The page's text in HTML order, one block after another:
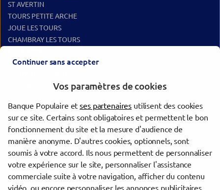
ST AVERTIN
TOURS PETITE ARCHE
JOUE LES TOURS
CHAMBRAY LES TOURS
BALLAN MIRE
Les agences Banque Populaire dans les villes à proximité
Tours
Joué-lès-Tours
Trouver une agence Banque Populaire
Continuer sans accepter
Vos paramètres de cookies
Banque Populaire etses partenaires utilisent des cookies
sur ce site. Certains sont obligatoires et permettent le bon
fonctionnement du site et la mesure d'audience de
manière anonyme. D'autres cookies, optionnels, sont
soumis à votre accord. Ils nous permettent de personnaliser
votre expérience sur le site, personnaliser l'assistance
commerciale suite à votre navigation, afficher du contenu
vidéo, ou encore personnaliser les annonces publicitaires